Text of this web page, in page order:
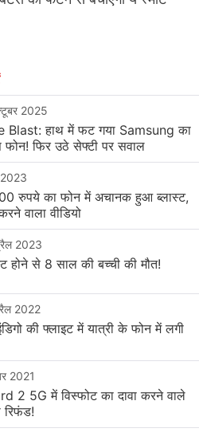
2025
Blast: हाथ में फट गया Samsung का
फोन! फिर उठे सेफ्टी पर सवाल
रुपये का फोन में अचानक हुआ ब्लास्ट,
वाला वीडियो
2023
होने से 8 साल की बच्ची की मौत!
2022
की फ्लाइट में यात्री के फोन में लगी
2021
2 5G में विस्‍फोट का दावा करने वाले
रिफंड!